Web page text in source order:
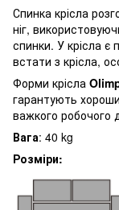
Спинка крісла
ніг,
спинки. У крісла є
встати з крісла,
Форми крісла
гарантують
важкого робочого
Вага: 40 kg
Розміри: